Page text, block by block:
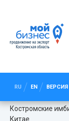
RU EN
Костромские
Китае